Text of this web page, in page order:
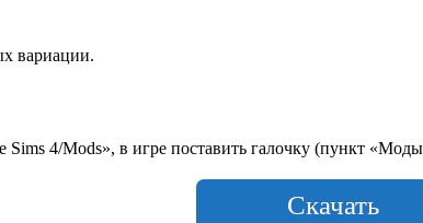
вариации.
4/Mods», в игре поставить галочку (пункт
Скачать